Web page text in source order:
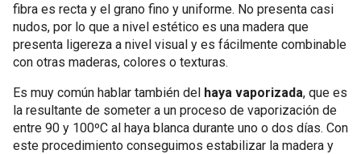
fibra es recta y el grano fino y uniforme. No presenta casi
nudos, por lo que a nivel estético es una madera que
presenta ligereza a nivel visual y es fácilmente combinable
con otras maderas, colores o texturas.
Es muy común hablar también del haya vaporizada, que es
la resultante de someter a un proceso de vaporización de
entre 90 y 100ºC al haya blanca durante uno o dos días. Con
este procedimiento conseguimos estabilizar la madera y